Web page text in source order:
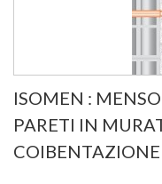
ISOMEN :
PARETI IN